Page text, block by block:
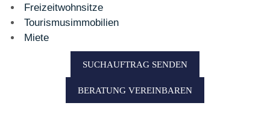
Freizeitwohnsitze
Tourismusimmobilien
Miete
SUCHAUFTRAG SENDEN
BERATUNG VEREINBAREN